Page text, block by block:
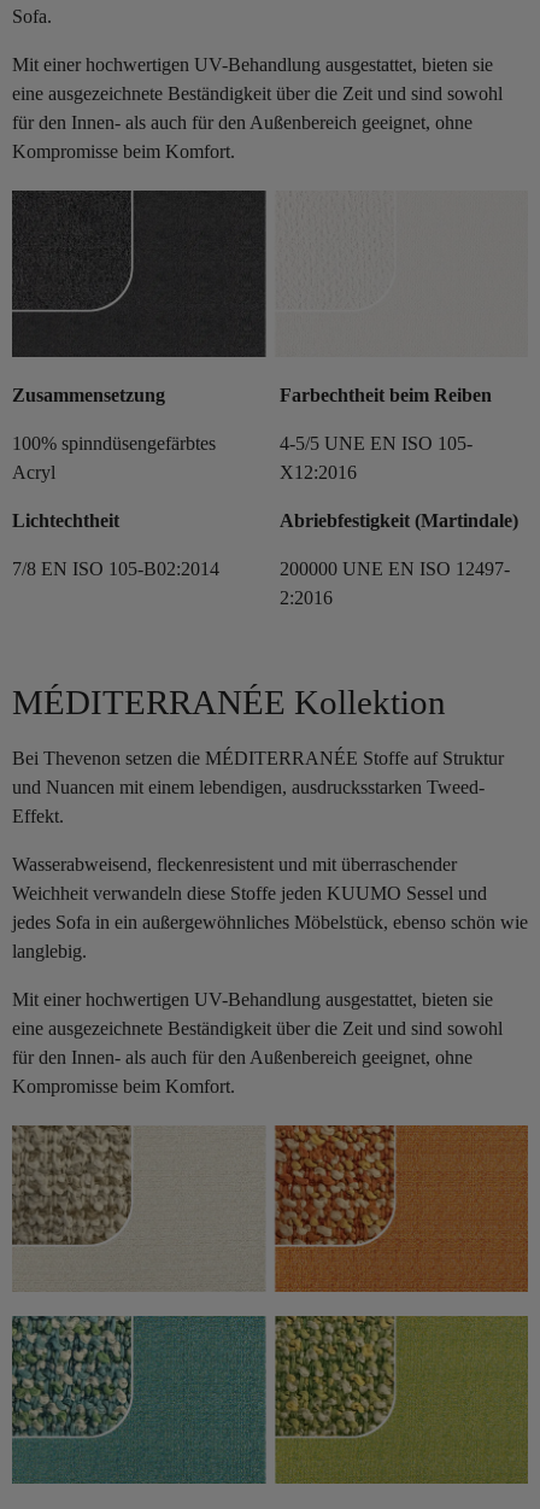
Sofa.
Mit einer hochwertigen UV-Behandlung ausgestattet, bieten sie
eine ausgezeichnete Beständigkeit über die Zeit und sind sowohl
für den Innen- als auch für den Außenbereich geeignet, ohne
Kompromisse beim Komfort.
Zusammensetzung
100% spinndüsengefärbtes
Acryl
Lichtechtheit
7/8 EN ISO 105-B02:2014
Farbechtheit beim Reiben
4-5/5 UNE EN ISO 105-
X12:2016
Abriebfestigkeit (Martindale)
200000 UNE EN ISO 12497-
2:2016
MÉDITERRANÉE Kollektion
Bei Thevenon setzen die MÉDITERRANÉE Stoffe auf Struktur
und Nuancen mit einem lebendigen, ausdrucksstarken Tweed-
Effekt.
Wasserabweisend, fleckenresistent und mit überraschender
Weichheit verwandeln diese Stoffe jeden KUUMO Sessel und
jedes Sofa in ein außergewöhnliches Möbelstück, ebenso schön wie
langlebig.
Mit einer hochwertigen UV-Behandlung ausgestattet, bieten sie
eine ausgezeichnete Beständigkeit über die Zeit und sind sowohl
für den Innen- als auch für den Außenbereich geeignet, ohne
Kompromisse beim Komfort.